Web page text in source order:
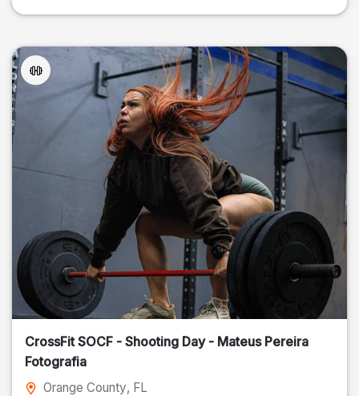
CrossFit SOCF - Shooting Day - Mateus Pereira
Fotografia
Orange County, FL